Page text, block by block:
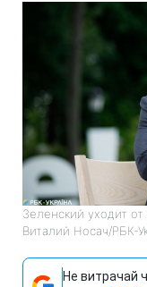
Зеленский уходит
Виталий Носач/РБК-
Не витрачай